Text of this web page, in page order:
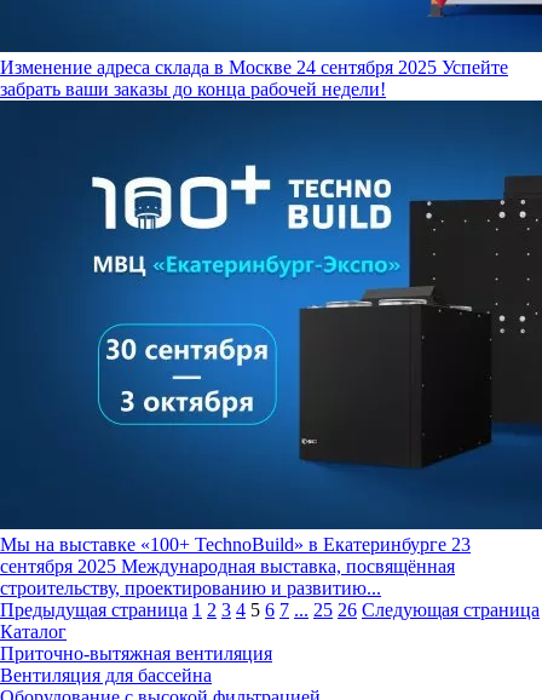
Изменение адреса склада в Москве 24 сентября 2025 Успейте
забрать ваши заказы до конца рабочей недели!
Мы на выставке «100+ TechnoBuild» в Екатеринбурге 23
сентября 2025 Международная выставка, посвящённая
строительству, проектированию и развитию...
Предыдущая страница 1 2 3 4 5 6 7 ... 25 26 Следующая страница
Каталог
Приточно-вытяжная вентиляция
Вентиляция для бассейна